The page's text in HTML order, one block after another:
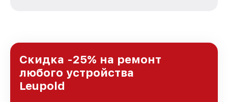
Санкт-Петербурге, постоянно повышая
уровень доверия и лояльности наших
клиентов.
Скидка -25% на ремонт
любого устройства
Leupold